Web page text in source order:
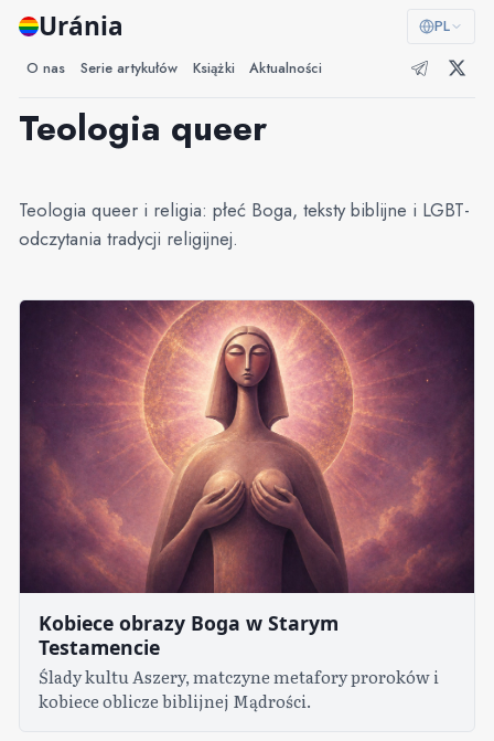
Uránia PL
O nas Serie artykułów Książki Aktualności
Teologia queer
Teologia queer i religia: płeć Boga, teksty biblijne i LGBT-
odczytania tradycji religijnej.
Kobiece obrazy Boga w Starym
Testamencie
Ślady kultu Aszery, matczyne metafory proroków i
kobiece oblicze biblijnej Mądrości.